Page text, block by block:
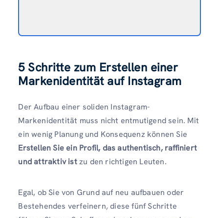
5 Schritte zum Erstellen einer
Markenidentität auf Instagram
Der Aufbau einer soliden Instagram-
Markenidentität muss nicht entmutigend sein. Mit
ein wenig Planung und Konsequenz können Sie
Erstellen Sie ein Profil, das authentisch, raffiniert
und attraktiv istzu den richtigen Leuten.
Egal, ob Sie von Grund auf neu aufbauen oder
Bestehendes verfeinern, diese fünf Schritte